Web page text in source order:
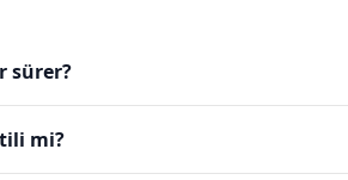
sürer?
mi?